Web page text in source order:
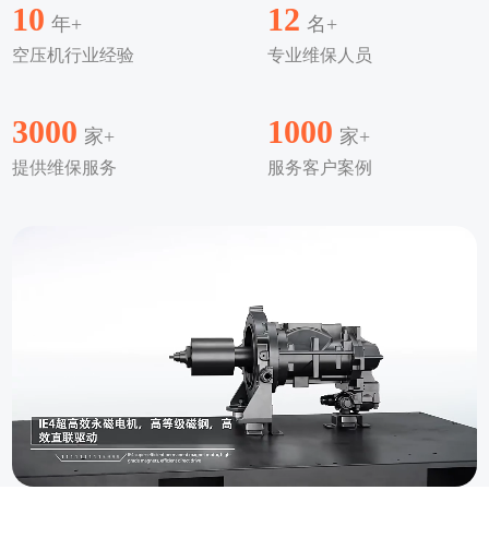
10 年+
空压机行业经验
12 名+
专业维保人员
3000 家+
提供维保服务
1000 家+
服务客户案例